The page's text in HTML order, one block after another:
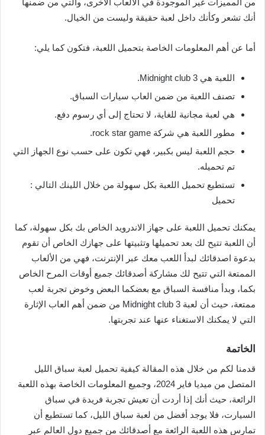
من المميزات غير الموجودة في الألعاب الأخرى، والتي من ضمنها
أنك تشعر وكأنك داخل لعبة حقيقة وليست من الخيال.
أما عن أهم المعلومات الخاصة بتحميل اللعبة، فتكون كما يلي:
اللعبة هي Midnight club 3.
تصنف اللعبة من ضمن العاب سيارات السباق.
هي لعبة مجانية للغاية، لا تحتاج إلى أي رسوم دفع.
مطور اللعبة هي شركة rock star game.
حجم اللعبة ليس بكبير، فهي تكون على حسب نوع الجهاز التي
تم تحميله.
تستطيع تحميل اللعبة بكل سهولة من خلال اللينك التالي :
تحميل
يمكنك تحميل اللعبة على جهاز الاندرويد الخاص بك بكل سهولة، كما
أن اللعبة تتيح لك بعد تحميلها وتثبيتها على جهازك الخاص أن تقوم
بدعوة اصدقائك لبدأ اللعب معك عبر الإنترنت، فهي من الألعاب
الممتعة التي تتيح لك مشاركة أصدقائك جميع أوقات المرح الخاص
بكما، وبدأ منافسة السباق مع بعضكما البعض وخوض تجربة لعب
ممتعة، حيث أن لعبة Midnight club 3 من ضمن أهم العاب الإثارة
التي لا يمكنك الاستغناء عنها عند تجربتها.
الخاتمة
قدمنا لكم من خلال هذه المقالة كيفية تحميل لعبة سباق الليل
المتصل من ميديا فاير 2024، وجميع المعلومات الخاصة بهذه اللعبة
الرائعة، حيث أنك إذا أردت أن تعيش تجربة فريدة في سباق
السيارت، فلا يوجد أفضل من لعبة سباق الليل، كما تستطيع أن
تمارس هذه اللعبة الرائعة مع أصدقائك من جميع دول العالم عبر